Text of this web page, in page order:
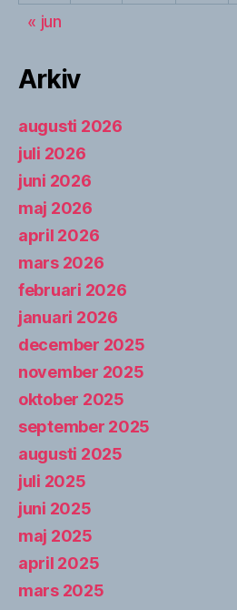
« jun
Arkiv
augusti 2026
juli 2026
juni 2026
maj 2026
april 2026
mars 2026
februari 2026
januari 2026
december 2025
november 2025
oktober 2025
september 2025
augusti 2025
juli 2025
juni 2025
maj 2025
april 2025
mars 2025